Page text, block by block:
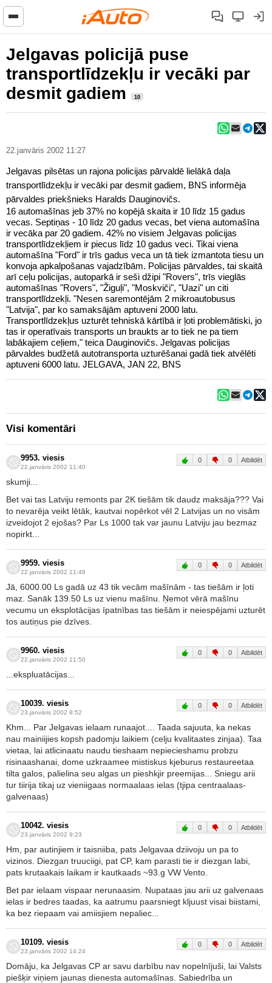
Jelgavas policijā puse
transportlīdzekļu ir vecāki par
desmit gadiem
10
22.janvāris 2002 11:27
Jelgavas pilsētas un rajona policijas pārvaldē lielākā daļa
transportlīdzekļu ir vecāki par desmit gadiem, BNS informēja
pārvaldes priekšnieks Haralds Dauginovičs.
16 automašīnas jeb 37% no kopējā skaita ir 10 līdz 15 gadus
vecas. Septiņas - 10 līdz 20 gadus vecas, bet viena automašīna
ir vecāka par 20 gadiem. 42% no visiem Jelgavas policijas
transportlīdzekļiem ir piecus līdz 10 gadus veci. Tikai viena
automašīna "Ford" ir trīs gadus veca un tā tiek izmantota tiesu un
konvoja apkalpošanas vajadzībām. Policijas pārvaldes, tai skaitā
arī ceļu policijas, autoparkā ir seši džipi "Rovers", trīs vieglās
automašīnas "Rovers", "Žiguļi", "Moskviči", "Uazi" un citi
transportlīdzekļi. "Nesen saremontējām 2 mikroautobusus
"Latvija", par ko samaksājām aptuveni 2000 latu.
Transportlīdzekļus uzturēt tehniskā kārtībā ir ļoti problemātiski, jo
tas ir operatīvais transports un braukts ar to tiek ne pa tiem
labākajiem ceļiem," teica Dauginovičs. Jelgavas policijas
pārvaldes budžetā autotransporta uzturēšanai gadā tiek atvēlēti
aptuveni 6000 latu. JELGAVA, JAN 22, BNS
Visi komentāri
9953. viesis
22.janvāris 2002 11:40
0 0 Atbildēt
skumji...
Bet vai tas Latviju remonts par 2K tiešām tik daudz maksāja??? Vai
to nevarēja veikt lētāk, kautvai nopērkot vēl 2 Latvijas un no visām
izveidojot 2 ejošas? Par Ls 1000 tak var jaunu Latviju jau bezmaz
nopirkt...
9959. viesis
22.janvāris 2002 11:48
0 0 Atbildēt
Jā, 6000.00 Ls gadā uz 43 tik vecām mašīnām - tas tiešām ir ļoti
maz. Sanāk 139.50 Ls uz vienu mašīnu. Ņemot vērā mašīnu
vecumu un eksplotācijas īpatnības tas tiešām ir neiespējami uzturēt
tos autiņus pie dzīves.
9960. viesis
22.janvāris 2002 11:50
0 0 Atbildēt
...ekspluatācijas...
10039. viesis
23.janvāris 2002 8:52
0 0 Atbildēt
Khm... Par Jelgavas ielaam runaajot.... Taada sajuuta, ka nekas
nau mainiijies kopsh padomju laikiem (celju kvalitaates zinjaa). Taa
vietaa, lai atlicinaatu naudu tieshaam nepiecieshamu probzu
risinaashanai, dome uzkraamee mistiskus kjeburus restaureetaa
tilta galos, palielina seu algas un pieshkjir preemijas... Sniegu arii
tur tiirija tikaj uz vieniigaas normaalaas ielas (tjipa centraalaas-
galvenaas)
10042. viesis
23.janvāris 2002 9:23
0 0 Atbildēt
Hm, par autinjiem ir taisniiba, pats Jelgavaa dziivoju un pa to
vizinos. Diezgan truuciigi, pat CP, kam parasti tie ir diezgan labi,
pats krutaakais laikam ir kautkaads ~93.g VW Vento.
Bet par ielaam vispaar nerunaasim. Nupataas jau arii uz galvenaas
ielas ir bedres taadas, ka aatrumu paarsniegt kljuust visai biistami,
ka bez riepaam vai amiisjiem nepaliec...
10109. viesis
23.janvāris 2002 14:24
0 0 Atbildēt
Domāju, ka Jelgavas CP ar savu darbību nav nopelnījuši, lai Valsts
piešķir viņiem jaunas dienesta automašīnas. Sabiedrība un